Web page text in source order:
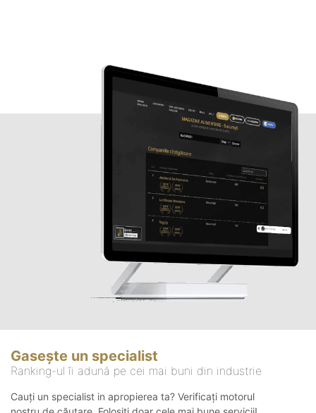
Gasește un specialist
Ranking-ul îi adună pe cei mai buni din industrie
Cauți un specialist in apropierea ta? Verificați motorul